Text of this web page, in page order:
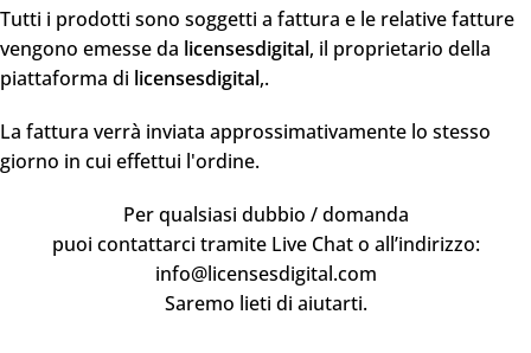
Tutti i prodotti sono soggetti a fattura e le relative fatture
vengono emesse da licensesdigital, il proprietario della
piattaforma di licensesdigital,.
La fattura verrà inviata approssimativamente lo stesso
giorno in cui effettui l'ordine.
Per qualsiasi dubbio / domanda
puoi contattarci tramite Live Chat o all’indirizzo:
info@licensesdigital.com
Saremo lieti di aiutarti.